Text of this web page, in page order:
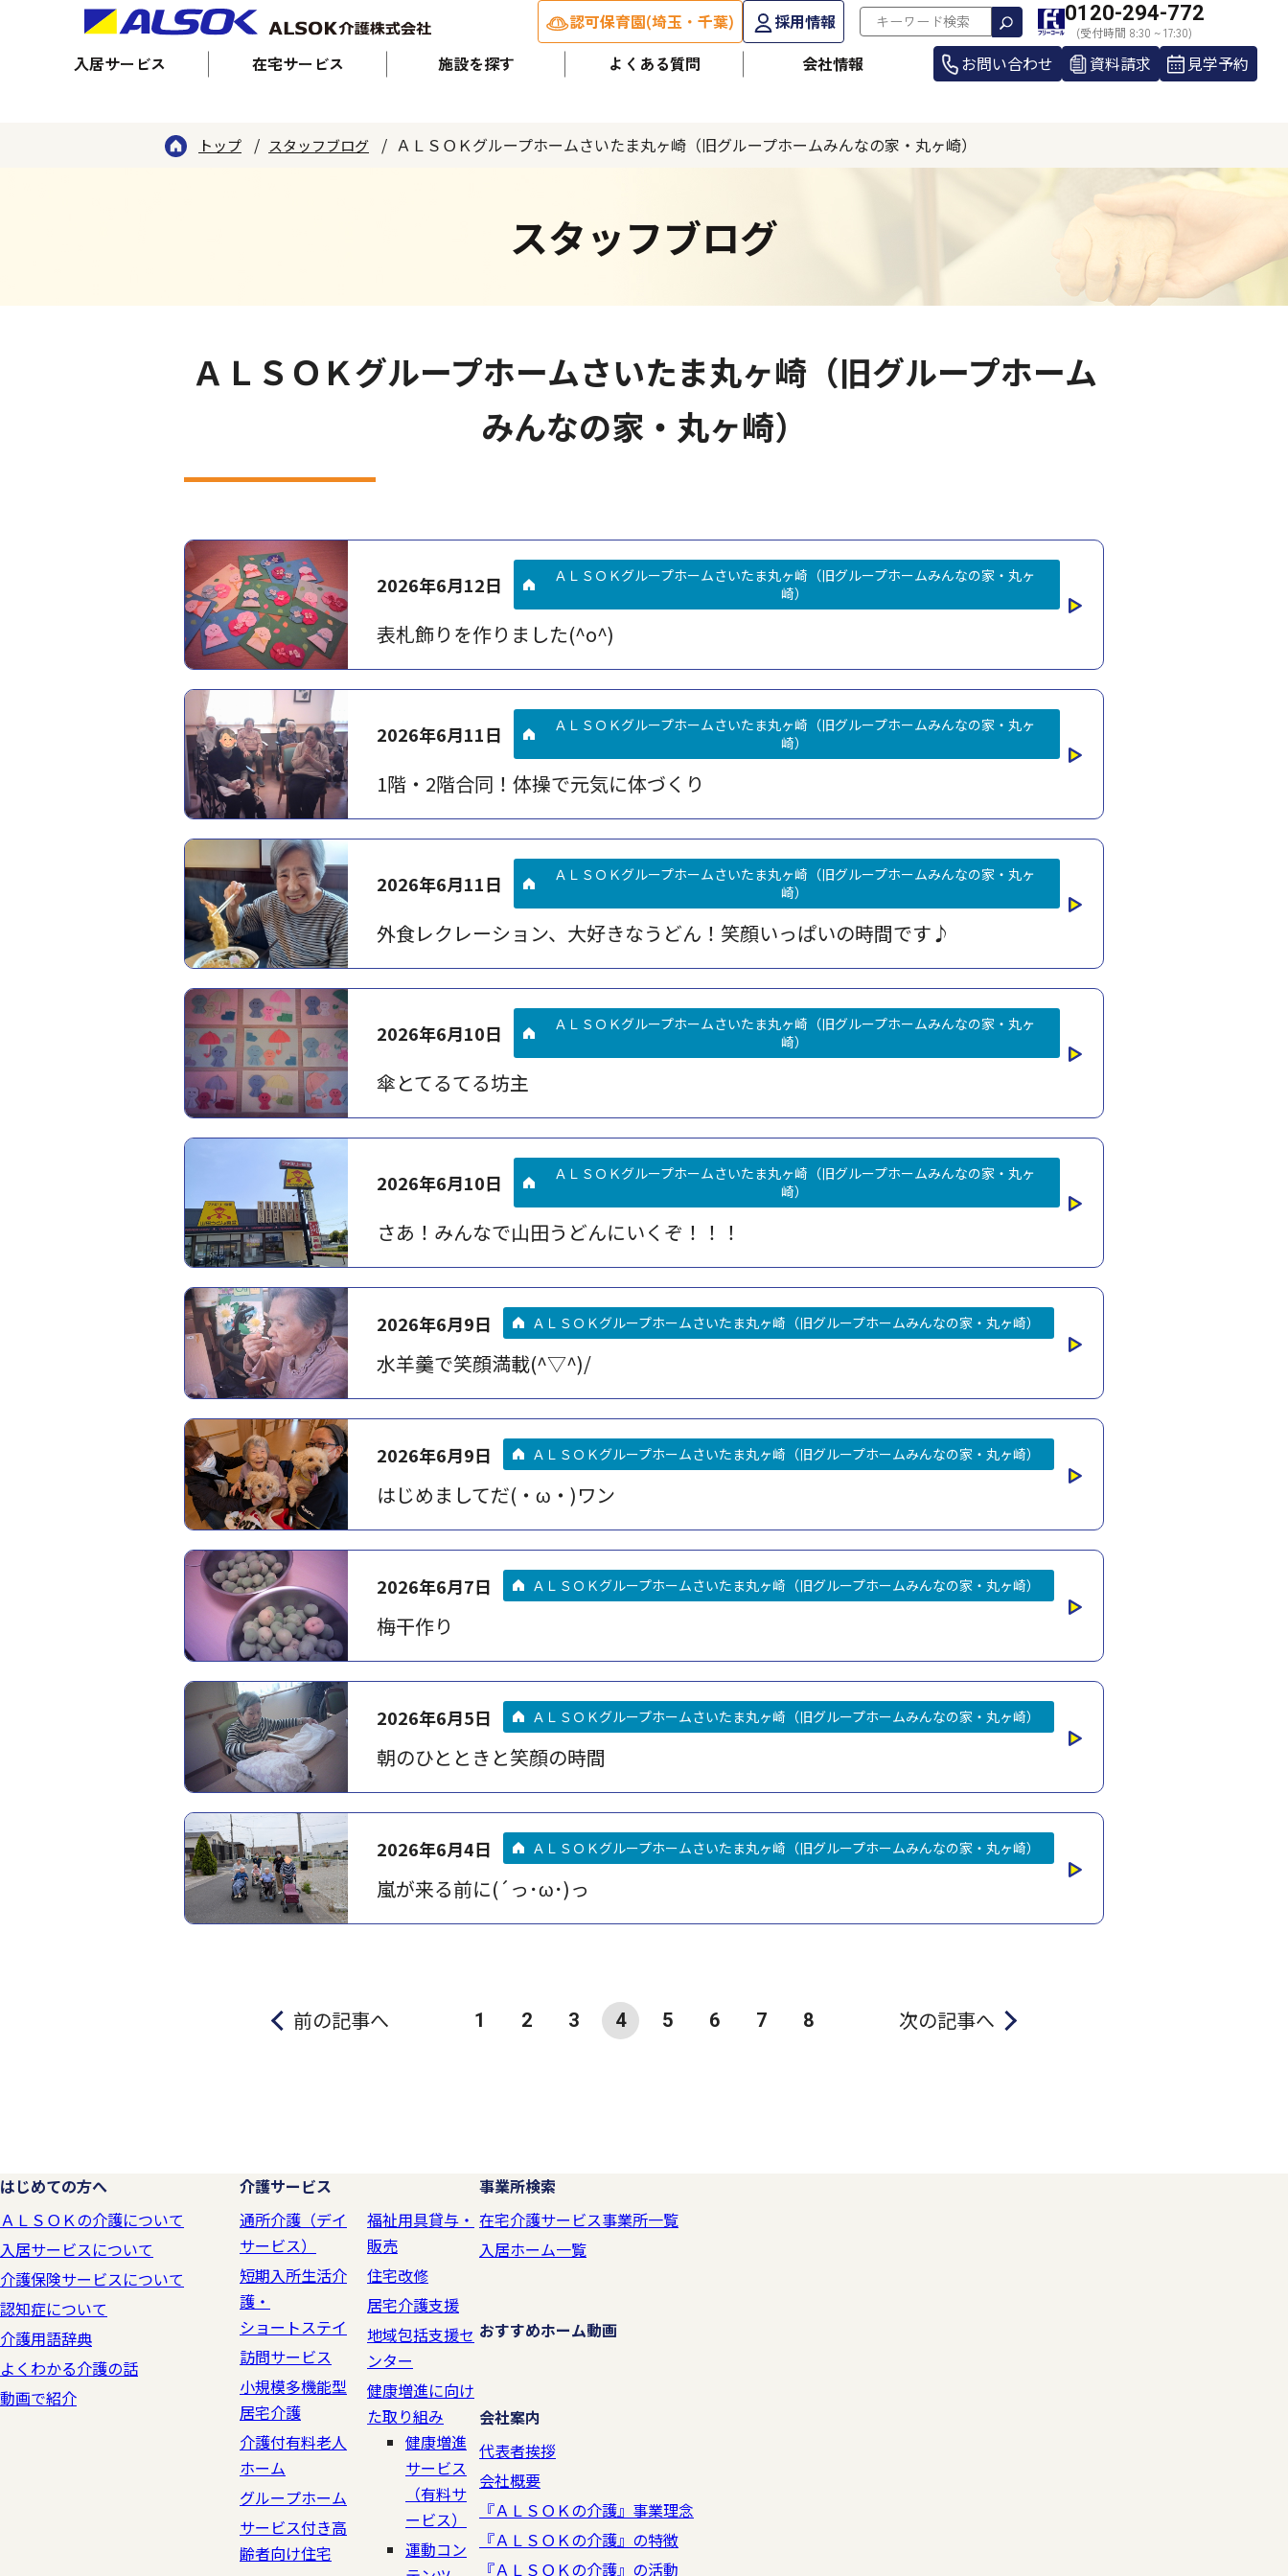
認可保育園(埼玉・千葉) 採用情報 0120-294-772
(受付時間 8:30 ~ 17:30)
入居サービス 在宅サービス 施設を探す よくある質問 会社情報 お問い合わせ 資料請求 見学予約
トップ スタッフブログ ＡＬＳＯＫグループホームさいたま丸ヶ崎（旧グループホームみんなの家・丸ヶ崎）
スタッフブログ
ＡＬＳＯＫグループホームさいたま丸ヶ崎（旧グループホーム
みんなの家・丸ヶ崎）
2026年6月12日
ＡＬＳＯＫグループホームさいたま丸ヶ崎（旧グループホームみんなの家・丸ヶ
崎）
表札飾りを作りました(^o^)
2026年6月11日
ＡＬＳＯＫグループホームさいたま丸ヶ崎（旧グループホームみんなの家・丸ヶ
崎）
1階・2階合同！体操で元気に体づくり
2026年6月11日
ＡＬＳＯＫグループホームさいたま丸ヶ崎（旧グループホームみんなの家・丸ヶ
崎）
外食レクレーション、大好きなうどん！笑顔いっぱいの時間です♪
2026年6月10日
ＡＬＳＯＫグループホームさいたま丸ヶ崎（旧グループホームみんなの家・丸ヶ
崎）
傘とてるてる坊主
2026年6月10日
ＡＬＳＯＫグループホームさいたま丸ヶ崎（旧グループホームみんなの家・丸ヶ
崎）
さあ！みんなで山田うどんにいくぞ！！！
2026年6月9日 ＡＬＳＯＫグループホームさいたま丸ヶ崎（旧グループホームみんなの家・丸ヶ崎）
水羊羹で笑顔満載(^▽^)/
2026年6月9日 ＡＬＳＯＫグループホームさいたま丸ヶ崎（旧グループホームみんなの家・丸ヶ崎）
はじめましてだ(・ω・)ワン
2026年6月7日 ＡＬＳＯＫグループホームさいたま丸ヶ崎（旧グループホームみんなの家・丸ヶ崎）
梅干作り
2026年6月5日 ＡＬＳＯＫグループホームさいたま丸ヶ崎（旧グループホームみんなの家・丸ヶ崎）
朝のひとときと笑顔の時間
2026年6月4日 ＡＬＳＯＫグループホームさいたま丸ヶ崎（旧グループホームみんなの家・丸ヶ崎）
嵐が来る前に(´っ･ω･)っ
前の記事へ 次の記事へ
1 2 3 4 5 6 7 8
はじめての方へ
ＡＬＳＯＫの介護について
入居サービスについて
介護保険サービスについて
認知症について
介護用語辞典
よくわかる介護の話
動画で紹介
介護サービス
通所介護（デイ
サービス）
短期入所生活介
護・
ショートステイ
訪問サービス
小規模多機能型
居宅介護
介護付有料老人
ホーム
グループホーム
サービス付き高
齢者向け住宅
福祉用具貸与・
販売
住宅改修
居宅介護支援
地域包括支援セ
ンター
健康増進に向け
た取り組み
健康増進
サービス
（有料サ
ービス）
運動コン
事業所検索
在宅介護サービス事業所一覧
入居ホーム一覧
おすすめホーム動画
会社案内
代表者挨拶
会社概要
『ＡＬＳＯＫの介護』事業理念
『ＡＬＳＯＫの介護』の特徴
『ＡＬＳＯＫの介護』の活動